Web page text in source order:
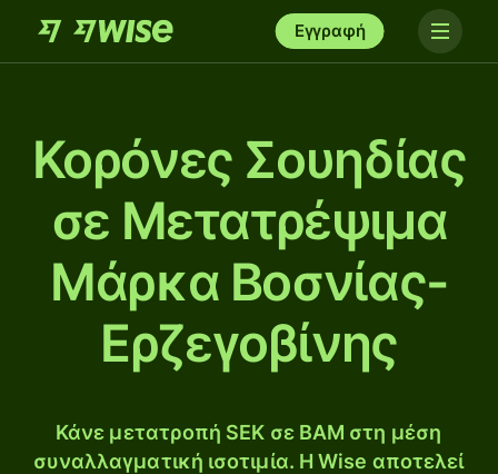
Εγγραφή
Κορόνες Σουηδίας
σε Μετατρέψιμα
Μάρκα Βοσνίας-
Ερζεγοβίνης
Κάνε μετατροπή SEK σε BAM στη μέση
συναλλαγματική ισοτιμία. Η Wise αποτελεί